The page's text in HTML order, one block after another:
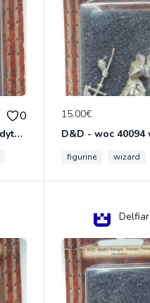
0
D&D - 88288 troglodyte with long Miniature - Donjons Dragons
15.00€
figurine wizard
Delfiar